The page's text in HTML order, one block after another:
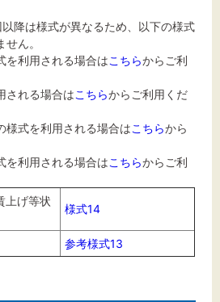
降は様式が異なるため、以下の様式
ん。
利用される場合はこちらからご利
される場合はこちらからご利用くだ
式を利用される場合はこちらから
利用される場合はこちらからご利
上げ等状
様式14
参考様式13